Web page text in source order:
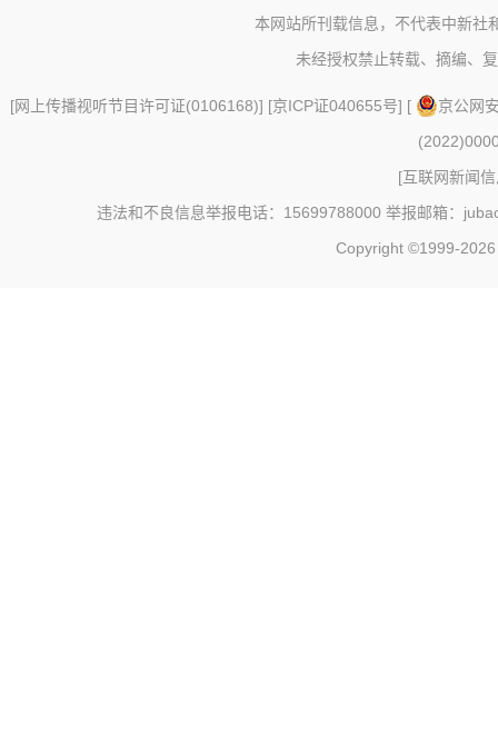
本网站所刊载信息，不代表中新社
未经授权禁止转载、摘编、
[网上传播视听节目许可证(0106168)] [京ICP证040655号] [
京公网
[互联网新闻
违法和不良信息举报电话：15699788000 举报邮箱：
Copyright ©1999-